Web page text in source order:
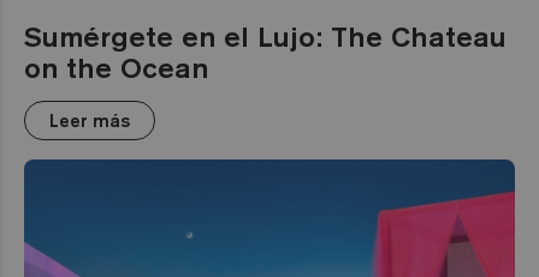
Sumérgete en el Lujo: The Chateau
on the Ocean
Leer más